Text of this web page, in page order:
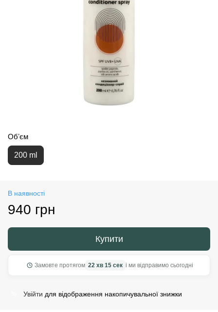
Обʼєм
200 ml
В наявності
940 грн
Купити
Замовте протягом 22 хв 14 сек і ми відправимо сьогодні
Увійти для відображення накопичувальної знижки